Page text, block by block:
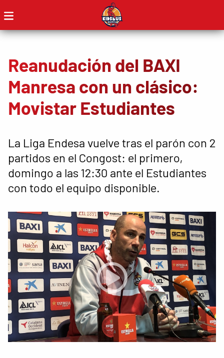
Reanudación del BAXI
Manresa con un clásico:
Movistar Estudiantes
La Liga Endesa vuelve tras el parón con 2
partidos en el Congost: el primero,
domingo a las 12:30 ante el Estudiantes
con todo el equipo disponible.